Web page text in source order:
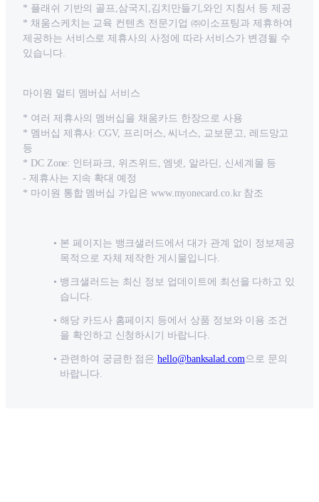
* 플래쉬 기반의 골프,삼국지,김치만들기,와인 지침서 등 제공
* 채움스케치는 교육 컨텐츠 전문기업 ㈜이소프팅과 제휴하여
제공하는 서비스로 제휴사의 사정에 따라 서비스가 변경될 수
있습니다.
마이원 멀티 멤버십 서비스
* 여러 제휴사의 멤버십을 채움카드 한장으로 사용
* 멤버십 제휴사: CGV, 프리머스, 씨너스, 교보문고, 레드망고
등
* DC Zone: 인터파크, 위즈위드, 엠넷, 알라딘, 신세계몰 등
- 제휴사는 지속 확대 예정
* 마이원 통합 멤버십 가입은 www.myonecard.co.kr 참조
본 페이지는 뱅크샐러드에서 대가 관계 없이 정보제공
목적으로 자체 제작한 게시물입니다.
뱅크샐러드는 최신 정보 업데이트에 최선을 다하고 있
습니다.
해당 카드사 홈페이지 등에서 상품 정보와 이용 조건
을 확인하고 신청하시기 바랍니다.
관련하여 궁금한 점은 hello@banksalad.com으로 문의
바랍니다.